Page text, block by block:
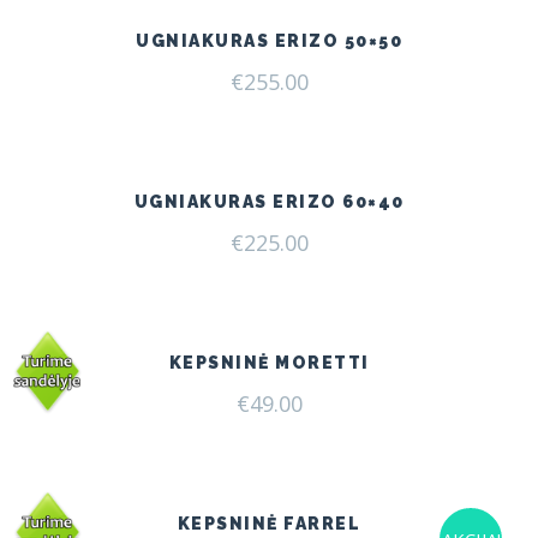
UGNIAKURAS ERIZO 50×50
€255.00
UGNIAKURAS ERIZO 60×40
€225.00
KEPSNINĖ MORETTI
€49.00
KEPSNINĖ FARREL